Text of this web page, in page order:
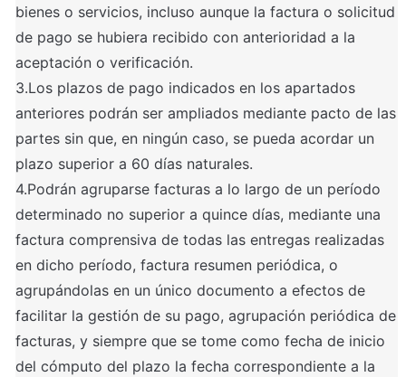
bienes o servicios, incluso aunque la factura o solicitud
de pago se hubiera recibido con anterioridad a la
aceptación o verificación.
3.Los plazos de pago indicados en los apartados
anteriores podrán ser ampliados mediante pacto de las
partes sin que, en ningún caso, se pueda acordar un
plazo superior a 60 días naturales.
4.Podrán agruparse facturas a lo largo de un período
determinado no superior a quince días, mediante una
factura comprensiva de todas las entregas realizadas
en dicho período, factura resumen periódica, o
agrupándolas en un único documento a efectos de
facilitar la gestión de su pago, agrupación periódica de
facturas, y siempre que se tome como fecha de inicio
del cómputo del plazo la fecha correspondiente a la